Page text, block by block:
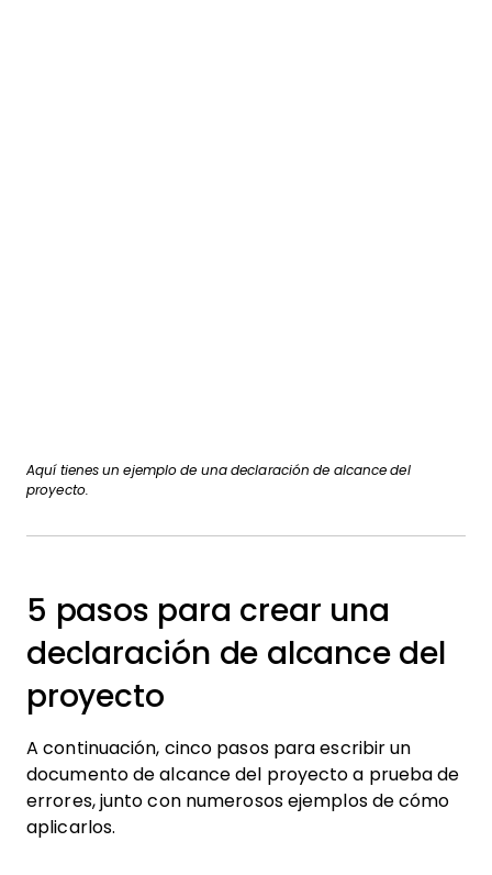
Aquí tienes un ejemplo de una declaración de alcance del
proyecto.
5 pasos para crear una
declaración de alcance del
proyecto
A continuación, cinco pasos para escribir un
documento de alcance del proyecto a prueba de
errores, junto con numerosos ejemplos de cómo
aplicarlos.